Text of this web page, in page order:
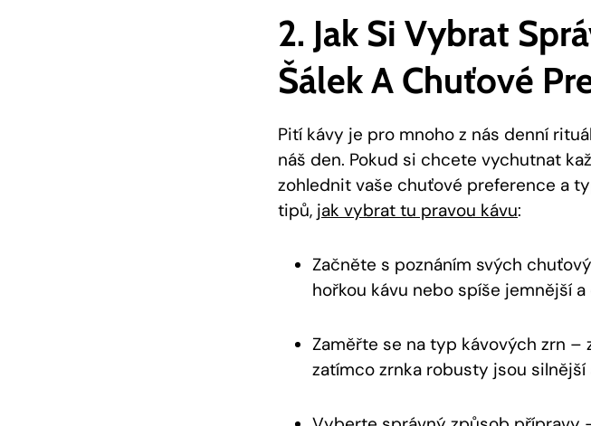
2. Jak Si Vybrat
Šálek A Chuťové
Pití kávy je pro mnoho z nás denní
náš den. Pokud si chcete vychutnat
zohlednit vaše chuťové preference a
tipů, jak vybrat tu pravou kávu:
Začněte s poznáním svých
hořkou kávu nebo spíše jemnější
Zaměřte se na typ kávových zrn
zatímco zrnka robusty jsou silnější